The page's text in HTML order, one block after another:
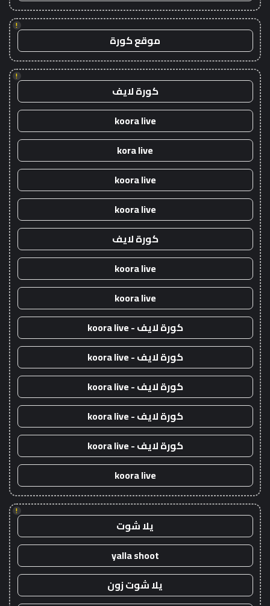
!
موقع كورة
!
كورة لايف
koora live
kora live
koora live
koora live
كورة لايف
koora live
koora live
كورة لايف - koora live
كورة لايف - koora live
كورة لايف - koora live
كورة لايف - koora live
كورة لايف - koora live
koora live
!
يلا شوت
yalla shoot
يلا شوت زون